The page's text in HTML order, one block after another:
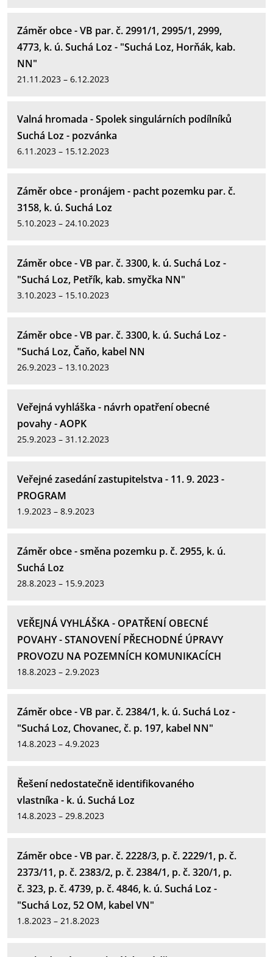
Záměr obce - VB par. č. 2991/1, 2995/1, 2999,
4773, k. ú. Suchá Loz - "Suchá Loz, Horňák, kab.
NN"
21.11.2023 – 6.12.2023
Valná hromada - Spolek singulárních podílníků
Suchá Loz - pozvánka
6.11.2023 – 15.12.2023
Záměr obce - pronájem - pacht pozemku par. č.
3158, k. ú. Suchá Loz
5.10.2023 – 24.10.2023
Záměr obce - VB par. č. 3300, k. ú. Suchá Loz -
"Suchá Loz, Petřík, kab. smyčka NN"
3.10.2023 – 15.10.2023
Záměr obce - VB par. č. 3300, k. ú. Suchá Loz -
"Suchá Loz, Čaňo, kabel NN
26.9.2023 – 13.10.2023
Veřejná vyhláška - návrh opatření obecné
povahy - AOPK
25.9.2023 – 31.12.2023
Veřejné zasedání zastupitelstva - 11. 9. 2023 -
PROGRAM
1.9.2023 – 8.9.2023
Záměr obce - směna pozemku p. č. 2955, k. ú.
Suchá Loz
28.8.2023 – 15.9.2023
VEŘEJNÁ VYHLÁŠKA - OPATŘENÍ OBECNÉ
POVAHY - STANOVENÍ PŘECHODNÉ ÚPRAVY
PROVOZU NA POZEMNÍCH KOMUNIKACÍCH
18.8.2023 – 2.9.2023
Záměr obce - VB par. č. 2384/1, k. ú. Suchá Loz -
"Suchá Loz, Chovanec, č. p. 197, kabel NN"
14.8.2023 – 4.9.2023
Řešení nedostatečně identifikovaného
vlastníka - k. ú. Suchá Loz
14.8.2023 – 29.8.2023
Záměr obce - VB par. č. 2228/3, p. č. 2229/1, p. č.
2373/11, p. č. 2383/2, p. č. 2384/1, p. č. 320/1, p.
č. 323, p. č. 4739, p. č. 4846, k. ú. Suchá Loz -
"Suchá Loz, 52 OM, kabel VN"
1.8.2023 – 21.8.2023